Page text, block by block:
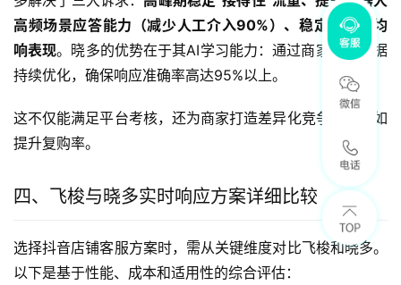
高频场景应答能力（减少人工介入90%）、稳定首响和均
响表现。晓多的优势在于其AI学习能力：通过商家对话数据
持续优化，确保响应准确率高达95%以上。
这不仅能满足平台考核，还为商家打造差异化竞争优势，如
提升复购率。
四、飞梭与晓多实时响应方案详细比较
选择抖音店铺客服方案时，需从关键维度对比飞梭和晓多。
以下是基于性能、成本和适用性的综合评估：